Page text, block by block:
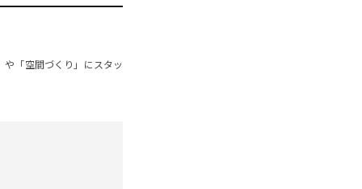
「空間づくり」にスタッ